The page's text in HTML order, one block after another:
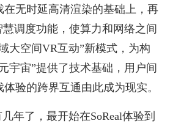
无时延高清渲染的基础上，再
调度功能，使算力和网络之间
大空间VR互动”新模式，为构
宇宙”提供了技术基础，用户间
验的跨界互通由此成为现实。
年了，最开始在SoReal体验到